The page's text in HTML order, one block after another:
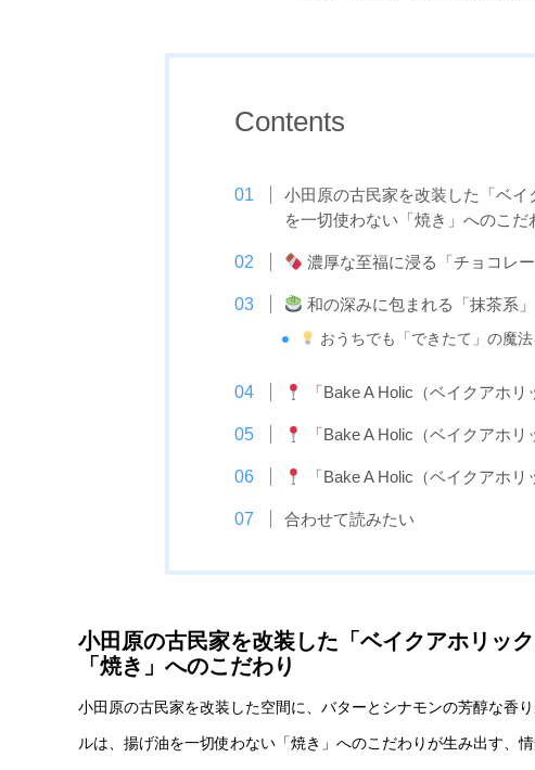
Contents
小田原の古民家を改装した「ベ
を一切使わない「焼き」へのこだ
濃厚な至福に浸る「チョコレー
和の深みに包まれる「抹茶系」
おうちでも「できたて」の魔法
「Bake A Holic（ベイクアホ
「Bake A Holic（ベイクアホ
「Bake A Holic（ベイクアホ
合わせて読みたい
小田原の古民家を改装した「ベイクアホリッ
「焼き」へのこだわり
小田原の古民家を改装した空間に、バターとシナモンの芳醇な香
ルは、揚げ油を一切使わない「焼き」へのこだわりが生み出す、情